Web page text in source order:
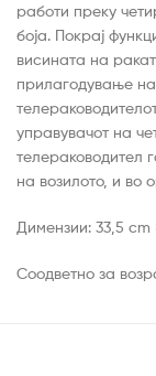
работи преку
боја. Покрај
висината на
прилагодување
управувачот на
телераководител
на возилото, и во
Димензии: 33,5 cm
Соодветно за